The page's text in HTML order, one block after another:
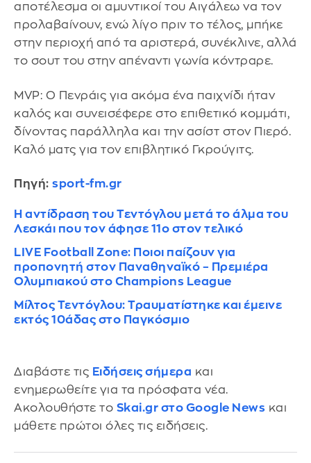
αποτέλεσμα οι αμυντικοί του Αιγάλεω να τον
προλαβαίνουν, ενώ λίγο πριν το τέλος, μπήκε
στην περιοχή από τα αριστερά, συνέκλινε, αλλά
το σουτ του στην απέναντι γωνία κόντραρε.
MVP: Ο Πενράις για ακόμα ένα παιχνίδι ήταν
καλός και συνεισέφερε στο επιθετικό κομμάτι,
δίνοντας παράλληλα και την ασίστ στον Πιερό.
Καλό ματς για τον επιβλητικό Γκρούγιτς.
Πηγή: sport-fm.gr
Η αντίδραση του Τεντόγλου μετά το άλμα του
Λεσκάι που τον άφησε 11ο στον τελικό
LIVE Football Zone: Ποιοι παίζουν για
προπονητή στον Παναθηναϊκό – Πρεμιέρα
Ολυμπιακού στο Champions League
Μίλτος Τεντόγλου: Τραυματίστηκε και έμεινε
εκτός 10άδας στο Παγκόσμιο
Διαβάστε τις Ειδήσεις σήμερα και
ενημερωθείτε για τα πρόσφατα νέα.
Ακολουθήστε το Skai.gr στο Google News και
μάθετε πρώτοι όλες τις ειδήσεις.